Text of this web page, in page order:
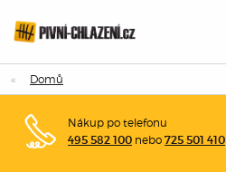
Domů
Nákup po telefonu
495 582 100 nebo 725 501 410